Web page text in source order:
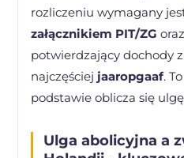
rozliczeniu wymagany
załącznikiem PIT/ZG
potwierdzający dochody
najczęściej jaaropgaaf.
podstawie oblicza się
Ulga abolicyjna a